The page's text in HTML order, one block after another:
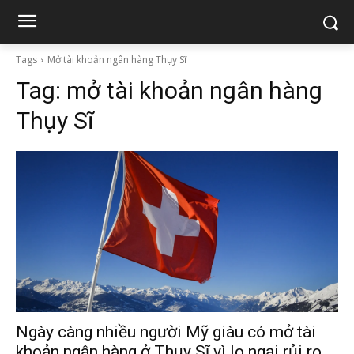
Tags Mở tài khoản ngân hàng Thụy Sĩ
Tag: mở tài khoản ngân hàng
Thụy Sĩ
Ngày càng nhiều người Mỹ giàu có mở tài